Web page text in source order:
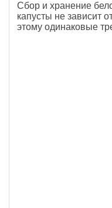
Сбор и хранение
капусты не зависит
этому одинаковые